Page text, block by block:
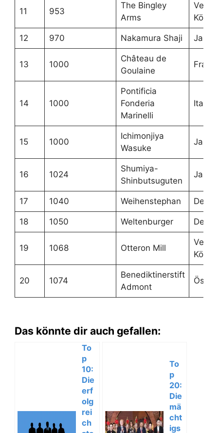
11 953
The Bingley
Arms
12 970 Nakamura Shaji Japan
13 1000
Château de
Goulaine
14 1000
Pontificia
Fonderia
Marinelli
Italien
15 1000
Ichimonjiya
Wasuke
Japan
16 1024
Shumiya-
Shinbutsuguten
Japan
17 1040 Weihenstephan
18 1050 Weltenburger
19 1068 Otteron Mill
20 1074
Benediktinerstift
Admont
Das könnte dir auch gefallen:
To
p
10:
Die
erf
olg
rei
ch
To
p
20:
Die
mä
cht
igs